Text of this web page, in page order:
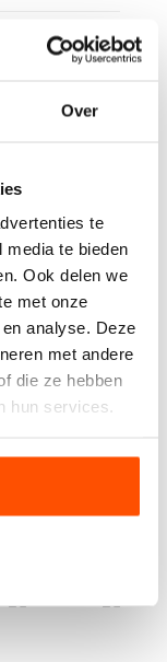
Over
te
te bieden
Ook delen we
met onze
analyse. Deze
met andere
die ze hebben
hun services.
weten?